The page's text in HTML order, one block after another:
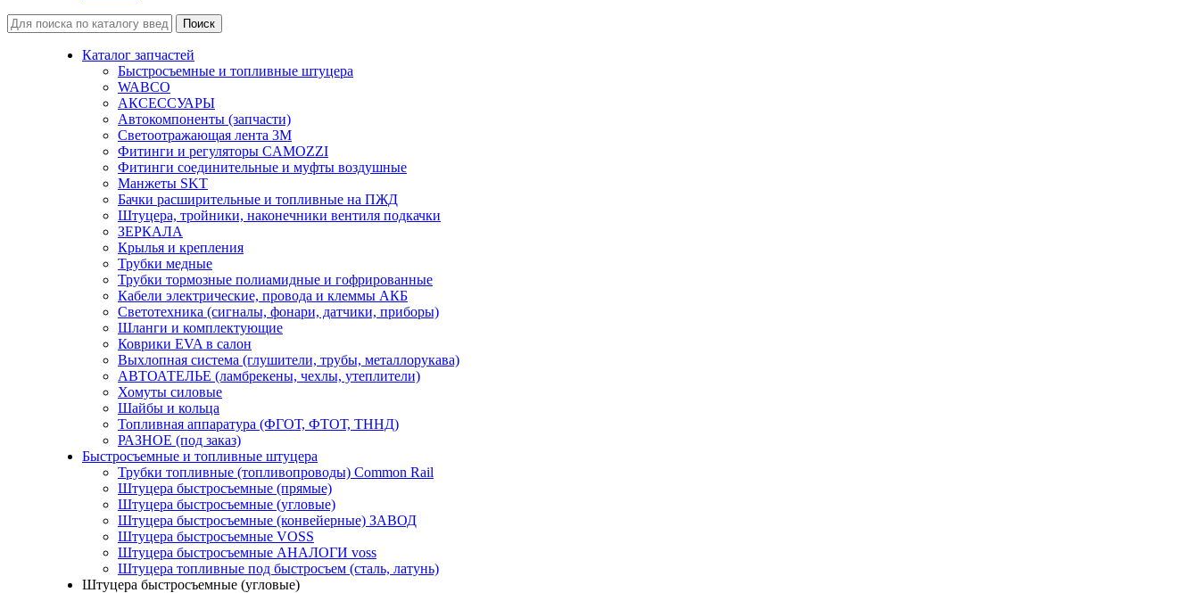
Каталог запчастей
Быстросъемные и топливные штуцера
WABCO
АКСЕССУАРЫ
Автокомпоненты (запчасти)
Светоотражающая лента 3М
Фитинги и регуляторы CAMOZZI
Фитинги соединительные и муфты воздушные
Манжеты SKT
Бачки расширительные и топливные на ПЖД
Штуцера, тройники, наконечники вентиля подкачки
ЗЕРКАЛА
Крылья и крепления
Трубки медные
Трубки тормозные полиамидные и гофрированные
Кабели электрические, провода и клеммы АКБ
Светотехника (сигналы, фонари, датчики, приборы)
Шланги и комплектующие
Коврики EVA в салон
Выхлопная система (глушители, трубы, металлорукава)
АВТОАТЕЛЬЕ (ламбрекены, чехлы, утеплители)
Хомуты силовые
Шайбы и кольца
Топливная аппаратура (ФГОТ, ФТОТ, ТННД)
РАЗНОЕ (под заказ)
Быстросъемные и топливные штуцера
Трубки топливные (топливопроводы) Common Rail
Штуцера быстросъемные (прямые)
Штуцера быстросъемные (угловые)
Штуцера быстросъемные (конвейерные) ЗАВОД
Штуцера быстросъемные VOSS
Штуцера быстросъемные АНАЛОГИ voss
Штуцера топливные под быстросъем (сталь, латунь)
Штуцера быстросъемные (угловые)